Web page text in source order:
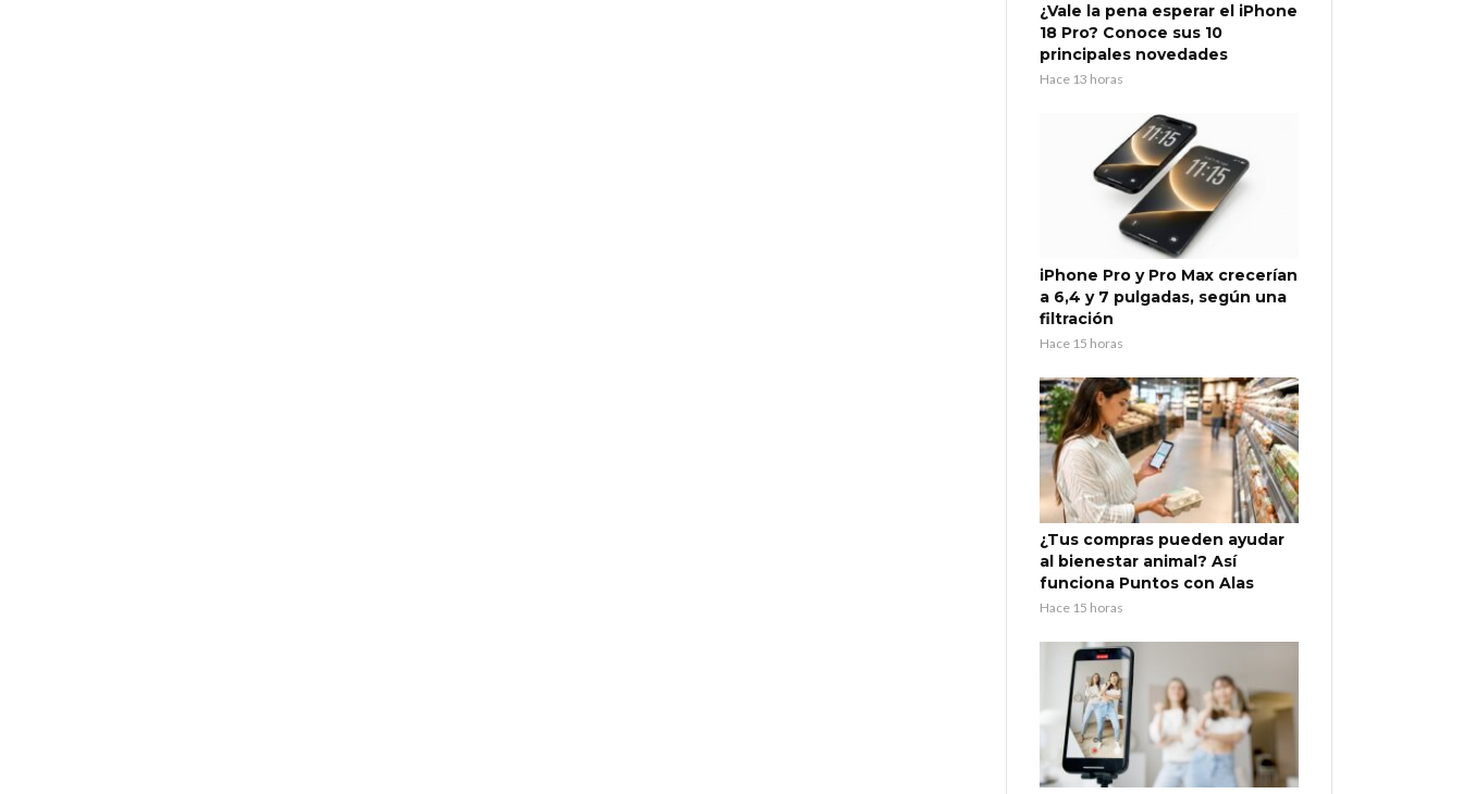
¿Vale la pena esperar el iPhone
18 Pro? Conoce sus 10
principales novedades
Hace 13 horas
iPhone Pro y Pro Max crecerían
a 6,4 y 7 pulgadas, según una
filtración
Hace 15 horas
¿Tus compras pueden ayudar
al bienestar animal? Así
funciona Puntos con Alas
Hace 15 horas